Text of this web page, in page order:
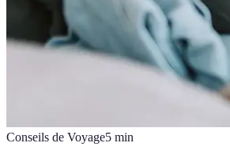
Conseils de Voyage5 min